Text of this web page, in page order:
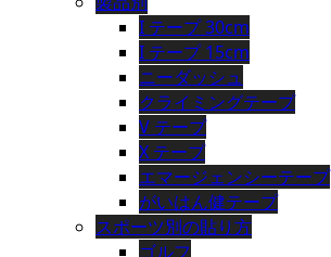
I テープ 30cm
I テープ 15cm
ニーダッシュ
クライミングテープ
V テープ
X テープ
エマージェンシーテープ
がいはん健テープ
スポーツ別の貼り方
ゴルフ